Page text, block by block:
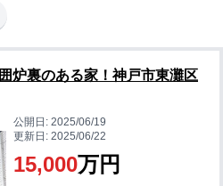
炉裏のある家！神戸市東灘区
公開日:2025/06/19
更新日:2025/06/22
15,000万円